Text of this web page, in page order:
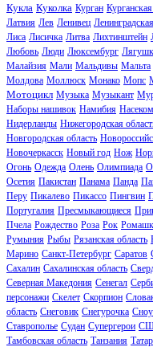
Кукла Куколка Курган
Латвия Лев Ленивец
Лиса Лисичка Литва Лихтинштейн
Любовь Люди Люксембург
Малайзия Мали Мальдивы Мальта
Молдова Моллюск Монако Мопс
Мотоцикл Музыка Музыкант
Наборы нашивок Намибия
Нидерланды Нижегородская
Новгородская область
Новочеркасск Новый год Нож
Огонь Одежда Олень Олимпиада
Осетия Пакистан Панама Панда
Перу Пикалево Пикассо Пингвин
Португалия Пресмыкающиеся
Пчела Рождество Роза Рок
Румыния Рыбы Рязанская область
Марино Санкт-Петербург Саратов
Сахалин Сахалинская область
Северная Македония Сенегал
персонажи Скелет Скорпион
область Снеговик Снегурочка
Ставрополье Судан Супергерои
Тамбовская область Танзания